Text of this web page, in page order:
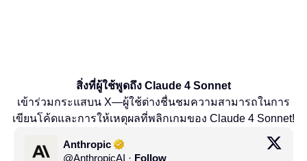
สิ่งที่ผู้ใช้พูดถึง Claude 4 Sonnet
เข้าร่วมกระแสบน X—ผู้ใช้ต่างชื่นชมความสามารถในการ
เขียนโค้ดและการให้เหตุผลที่พลิกเกมของ Claude 4 Sonnet!
Anthropic
@AnthropicAI · Follow